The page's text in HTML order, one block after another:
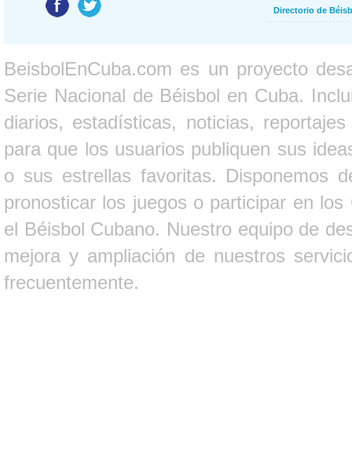
Directorio de
BeisbolEnCuba.com es un proyecto
Serie Nacional de Béisbol en Cuba.
diarios, estadísticas, noticias,
para que los usuarios publiquen sus
o sus estrellas favoritas. Disponemos
pronosticar los juegos o participar en
el Béisbol Cubano. Nuestro equipo de
mejora y ampliación de nuestros
frecuentemente.